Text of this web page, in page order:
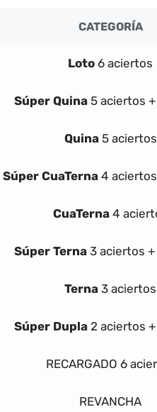
CATEGORÍA
Loto 6 aciertos
Súper Quina 5 aciertos
Quina 5 aciertos
Súper CuaTerna 4
CuaTerna 4
Súper Terna 3 aciertos
Terna 3 aciertos
Súper Dupla 2 aciertos
RECARGADO 6
REVANCHA